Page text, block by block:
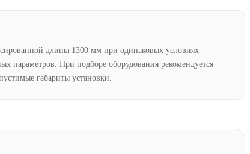
длины 1300 мм при одинаковых условиях
параметров. При подборе оборудования рекомендуется
габариты установки.